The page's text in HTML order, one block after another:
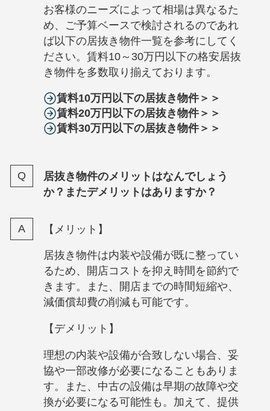
お客様のニーズによって相場は異なるた
め、ご予算ベースで検討されるのであれ
ば以下の居抜き物件一覧を参考にしてく
ださい。賃料10～30万円以下の格安居抜
き物件を多数取り揃えております。
賃料10万円以下の居抜き物件＞＞
賃料20万円以下の居抜き物件＞＞
賃料30万円以下の居抜き物件＞＞
居抜き物件のメリットはなんでしょう
か？またデメリットはありますか？
【メリット】
居抜き物件は内装や設備が既に整ってい
るため、開店コストを抑え時間を節約で
きます。また、開店までの時間短縮や、
減価償却費の削減も可能です。
【デメリット】
理想の内装や設備が合致しない場合、妥
協や一部改修が必要になることもありま
す。また、中古の設備は早期の故障や交
換が必要になる可能性も。加えて、提供